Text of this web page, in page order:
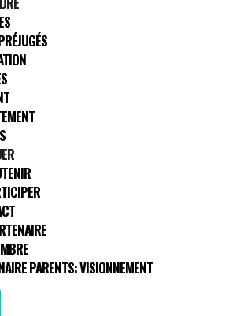
PARENTS: VISIONNEMENT